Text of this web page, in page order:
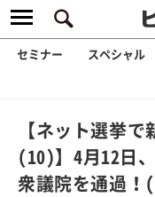
セミナー スペシャル
【ネット選挙
(10)】4月12日
衆議院を通過